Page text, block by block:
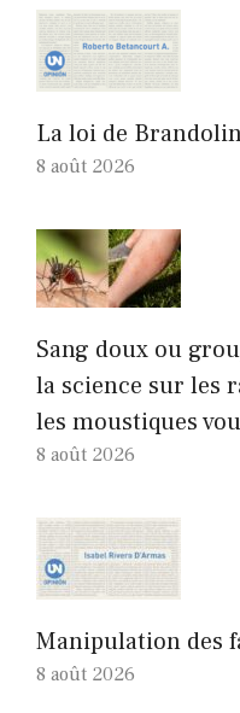
La loi de
8 août 2026
Sang doux ou
la science sur les
les moustiques
8 août 2026
Manipulation des
8 août 2026